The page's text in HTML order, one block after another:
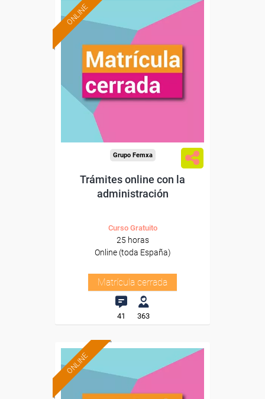
ONLINE
Grupo Femxa
Trámites online con la
administración
Curso Gratuito
25 horas
Online (toda España)
Matrícula cerrada
41 363
ONLINE